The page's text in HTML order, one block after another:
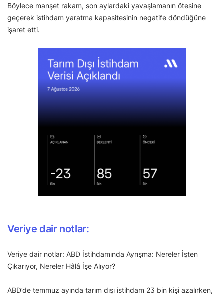
Böylece manşet rakam, son aylardaki yavaşlamanın ötesine
geçerek istihdam yaratma kapasitesinin negatife döndüğüne
işaret etti.
Veriye dair notlar:
Veriye dair notlar: ABD İstihdamında Ayrışma: Nereler İşten
Çıkarıyor, Nereler Hâlâ İşe Alıyor?
ABD’de temmuz ayında tarım dışı istihdam 23 bin kişi azalırken,